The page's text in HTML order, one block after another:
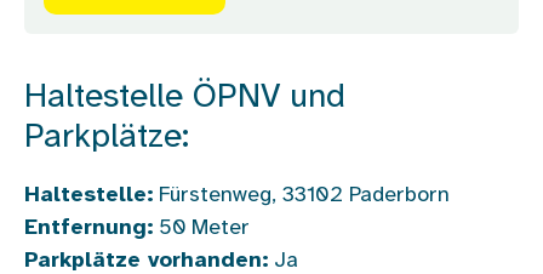
Haltestelle ÖPNV und
Parkplätze:
Haltestelle: Fürstenweg, 33102 Paderborn
Entfernung: 50 Meter
Parkplätze vorhanden: Ja